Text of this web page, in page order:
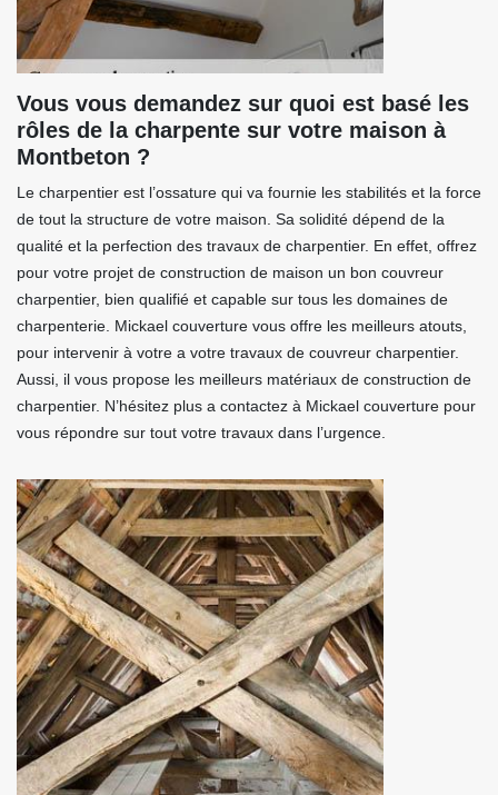
Vous vous demandez sur quoi est basé les
rôles de la charpente sur votre maison à
Montbeton ?
Le charpentier est l’ossature qui va fournie les stabilités et la force
de tout la structure de votre maison. Sa solidité dépend de la
qualité et la perfection des travaux de charpentier. En effet, offrez
pour votre projet de construction de maison un bon couvreur
charpentier, bien qualifié et capable sur tous les domaines de
charpenterie. Mickael couverture vous offre les meilleurs atouts,
pour intervenir à votre a votre travaux de couvreur charpentier.
Aussi, il vous propose les meilleurs matériaux de construction de
charpentier. N’hésitez plus a contactez à Mickael couverture pour
vous répondre sur tout votre travaux dans l’urgence.